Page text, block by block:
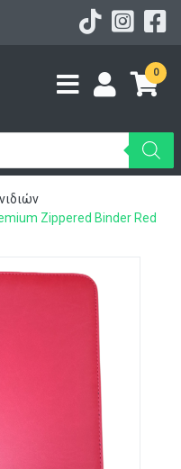
0
Zippered Binder Red